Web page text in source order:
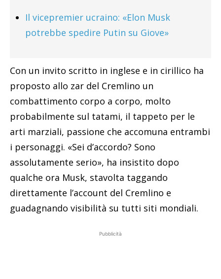
Il vicepremier ucraino: «Elon Musk
potrebbe spedire Putin su Giove»
Con un invito scritto in inglese e in cirillico ha
proposto allo zar del Cremlino un
combattimento corpo a corpo, molto
probabilmente sul tatami, il tappeto per le
arti marziali, passione che accomuna entrambi
i personaggi. «Sei d’accordo? Sono
assolutamente serio», ha insistito dopo
qualche ora Musk, stavolta taggando
direttamente l’account del Cremlino e
guadagnando visibilità su tutti siti mondiali.
Pubblicità